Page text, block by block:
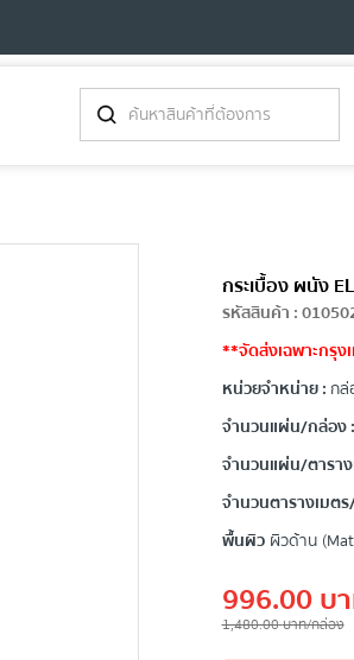
กระเบื้อง ผนัง
รหัสสินค้า :
**จัดส่งเฉพาะกรุ
หน่วยจำหน่าย : ก
จำนวนแผ่น/กล่อง
จำนวนแผ่น/ตารา
จำนวนตารางเมต
พื้นผิวผิวด้าน
996.00บ
1,480.00บาท/กล่อง